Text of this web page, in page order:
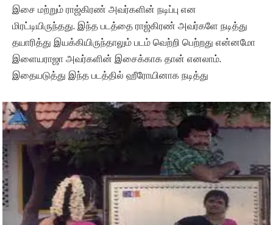
இசை மற்றும் ராஜ்கிரண் அவர்களின் நடிப்பு என
மிரட்டியிருந்தது. இந்த படத்தை ராஜ்கிரண் அவர்களே நடித்து
தயாரித்து இயக்கியிருந்தாலும் படம் வெற்றி பெற்றது என்னமோ
இளையராஜா அவர்களின் இசைக்காக தான் எனலாம்.
இதையடுத்து இந்த படத்தில் ஹீரோயினாக நடித்து